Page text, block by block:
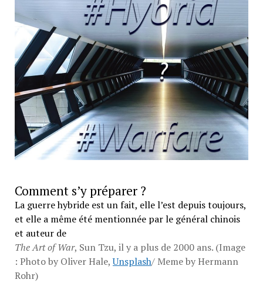
Comment s’y préparer ?
La guerre hybride est un fait, elle l’est depuis toujours,
et elle a même été mentionnée par le général chinois
et auteur de
The Art of War, Sun Tzu, il y a plus de 2000 ans. (Image
: Photo by Oliver Hale,Unsplash/ Meme by Hermann
Rohr)